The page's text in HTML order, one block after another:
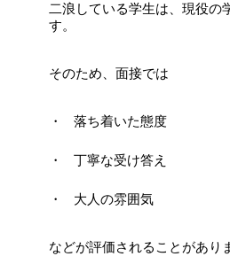
二浪している学生は、現役の
す。
そのため、面接では
落ち着いた態度
丁寧な受け答え
大人の雰囲気
などが評価されることがあり